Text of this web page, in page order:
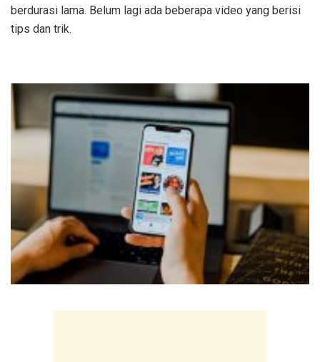
berdurasi lama. Belum lagi ada beberapa video yang berisi
tips dan trik.